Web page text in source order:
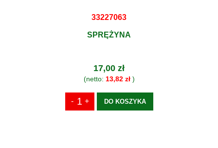
33227063
SPRĘŻYNA
17,00 zł
(netto: 13,82 zł)
DO KOSZYKA